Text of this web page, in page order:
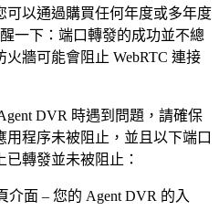
可以通過購買任何年度或多年度
一下：端口轉發的成功並不總
牆可能會阻止 WebRTC 連接
DVR 時遇到問題，請確保
程序未被阻止，並且以下端口
轉發並未被阻止：
介面 – 您的 Agent DVR 的入